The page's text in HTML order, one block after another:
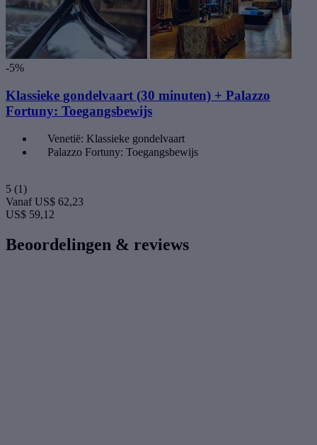
-5%
Klassieke gondelvaart (30 minuten) + Palazzo
Fortuny: Toegangsbewijs
Venetië: Klassieke gondelvaart
Palazzo Fortuny: Toegangsbewijs
5 (1)
Vanaf US$ 62,23
US$ 59,12
Beoordelingen & reviews